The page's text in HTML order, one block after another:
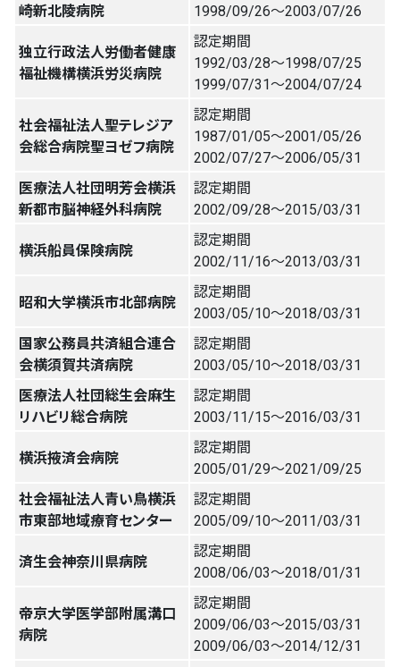
崎新北陵病院
1998/09/26〜2003/07/26
独立行政法人労働者健康
福祉機構横浜労災病院
認定期間
1992/03/28〜1998/07/25
1999/07/31〜2004/07/24
社会福祉法人聖テレジア
会総合病院聖ヨゼフ病院
認定期間
1987/01/05〜2001/05/26
2002/07/27〜2006/05/31
医療法人社団明芳会横浜
新都市脳神経外科病院
認定期間
2002/09/28〜2015/03/31
横浜船員保険病院
認定期間
2002/11/16〜2013/03/31
昭和大学横浜市北部病院
認定期間
2003/05/10〜2018/03/31
国家公務員共済組合連合
会横須賀共済病院
認定期間
2003/05/10〜2018/03/31
医療法人社団総生会麻生
リハビリ総合病院
認定期間
2003/11/15〜2016/03/31
横浜掖済会病院
認定期間
2005/01/29〜2021/09/25
社会福祉法人青い鳥横浜
市東部地域療育センター
認定期間
2005/09/10〜2011/03/31
済生会神奈川県病院
認定期間
2008/06/03〜2018/01/31
帝京大学医学部附属溝口
病院
認定期間
2009/06/03〜2015/03/31
2009/06/03〜2014/12/31